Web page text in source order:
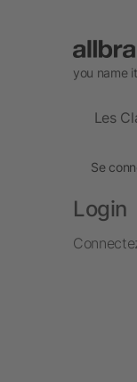
you name
Les
Se
Login